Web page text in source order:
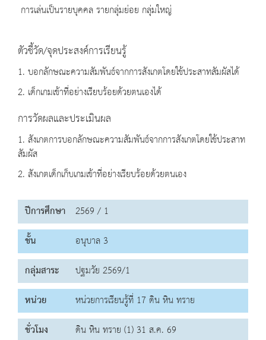
การเล่นเป็นรายบุคคล รายกลุ่มย่อย กลุ่มใหญ่
ตัวชี้วัด/จุดประสงค์การเรียนรู้
1. บอกลักษณะความสัมพันธ์จากการสังเกตโดยใช้ประสาทสัมผัสได้
2. เด็กเกมเข้าที่อย่างเรียบร้อยด้วยตนเองได้
การวัดผลและประเมินผล
1. สังเกตการบอกลักษณะความสัมพันธ์จากการสังเกตโดยใช้ประสาท
สัมผัส
2. สังเกตเด็กเก็บเกมเข้าที่อย่างเรียบร้อยด้วยตนเอง
ปีการศึกษา 2569 / 1
ชั้น
อนุบาล 3
กลุ่มสาระ
ปฐมวัย 2569/1
หน่วย
หน่วยการเรียนรู้ที่ 17 ดิน หิน ทราย
ชั่วโมง
ดิน หิน ทราย (1) 31 ส.ค. 69